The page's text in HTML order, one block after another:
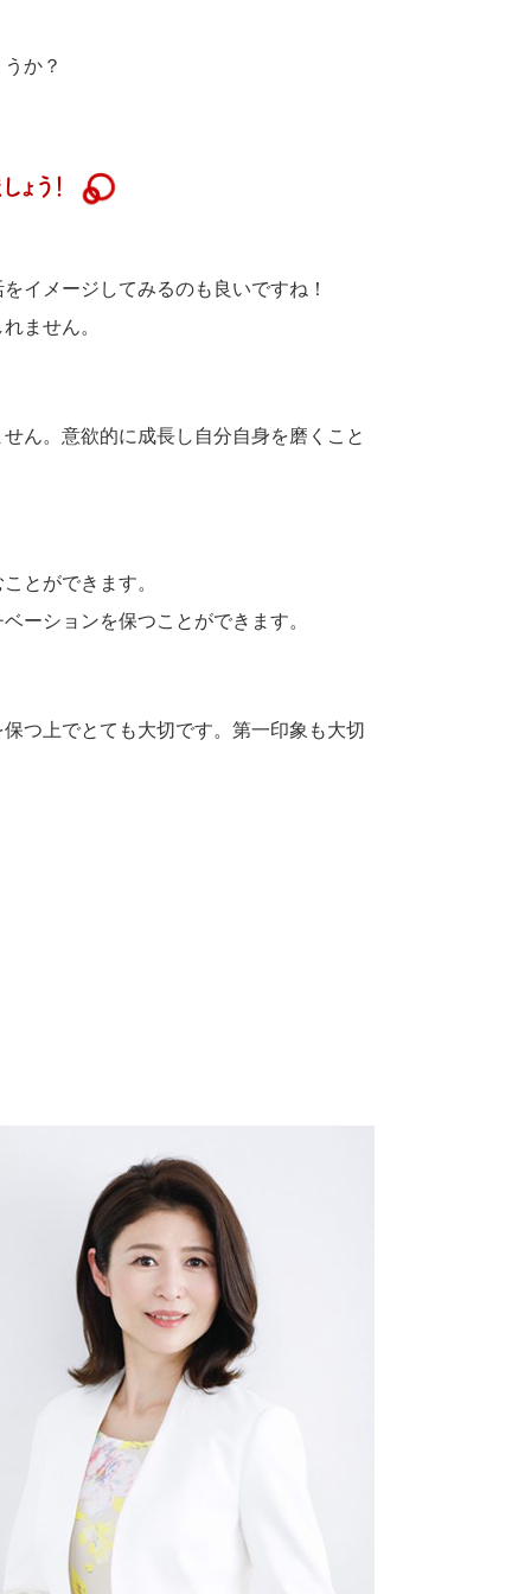
か？
う！
イメージしてみるのも良いですね！
ません。
ん。意欲的に成長し自分自身を磨くこと
とができます。
ーションを保つことができます。
つ上でとても大切です。第一印象も大切